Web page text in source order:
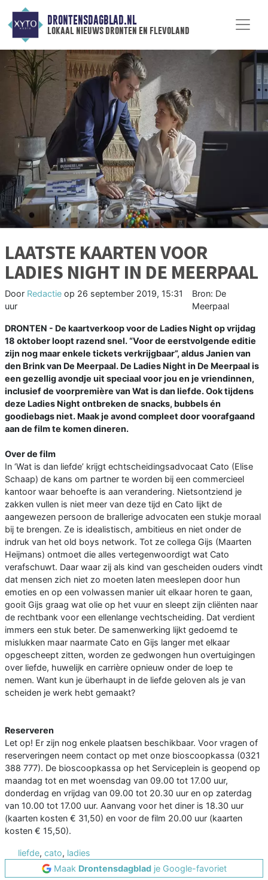
DRONTENSDAGBLAD.NL
lokaal nieuws dronten en flevoland
LAATSTE KAARTEN VOOR
LADIES NIGHT IN DE MEERPAAL
Door Redactie op 26 september 2019, 15:31
uur
Bron: De
Meerpaal
DRONTEN - De kaartverkoop voor de Ladies Night op vrijdag
18 oktober loopt razend snel. “Voor de eerstvolgende editie
zijn nog maar enkele tickets verkrijgbaar”, aldus Janien van
den Brink van De Meerpaal. De Ladies Night in De Meerpaal is
een gezellig avondje uit speciaal voor jou en je vriendinnen,
inclusief de voorpremière van Wat is dan liefde. Ook tijdens
deze Ladies Night ontbreken de snacks, bubbels én
goodiebags niet. Maak je avond compleet door voorafgaand
aan de film te komen dineren.
Over de film
In ‘Wat is dan liefde’ krijgt echtscheidingsadvocaat Cato (Elise
Schaap) de kans om partner te worden bij een commercieel
kantoor waar behoefte is aan verandering. Nietsontziend je
zakken vullen is niet meer van deze tijd en Cato lijkt de
aangewezen persoon de brallerige advocaten een stukje moraal
bij te brengen. Ze is idealistisch, ambitieus en niet onder de
indruk van het old boys network. Tot ze collega Gijs (Maarten
Heijmans) ontmoet die alles vertegenwoordigt wat Cato
verafschuwt. Daar waar zij als kind van gescheiden ouders vindt
dat mensen zich niet zo moeten laten meeslepen door hun
emoties en op een volwassen manier uit elkaar horen te gaan,
gooit Gijs graag wat olie op het vuur en sleept zijn cliënten naar
de rechtbank voor een ellenlange vechtscheiding. Dat verdient
immers een stuk beter. De samenwerking lijkt gedoemd te
mislukken maar naarmate Cato en Gijs langer met elkaar
opgescheept zitten, worden ze gedwongen hun overtuigingen
over liefde, huwelijk en carrière opnieuw onder de loep te
nemen. Want kun je überhaupt in de liefde geloven als je van
scheiden je werk hebt gemaakt?
Reserveren
Let op! Er zijn nog enkele plaatsen beschikbaar. Voor vragen of
reserveringen neem contact op met onze bioscoopkassa (0321
388 777). De bioscoopkassa op het Serviceplein is geopend op
maandag tot en met woensdag van 09.00 tot 17.00 uur,
donderdag en vrijdag van 09.00 tot 20.30 uur en op zaterdag
van 10.00 tot 17.00 uur. Aanvang voor het diner is 18.30 uur
(kaarten kosten € 31,50) en voor de film 20.00 uur (kaarten
kosten € 15,50).
liefde, cato, ladies
Maak Drontensdagbladje Google-favoriet